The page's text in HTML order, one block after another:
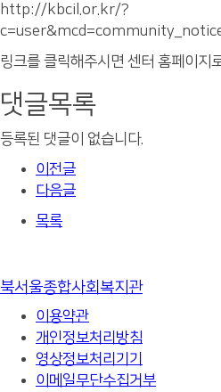
http://kbcil.or.kr/?
링크를 클릭해주시면 센터 홈페이지
댓글목록
등록된 댓글이 없습니다.
이전글
다음글
목록
북서울종합사회복지관
이용약관
개인정보처리방침
영상정보처리기기
이메일무단수집거부